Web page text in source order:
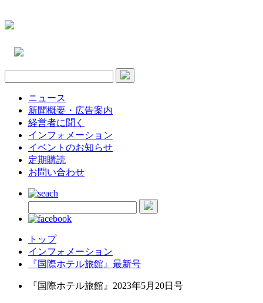
ニュース
新聞概要・広告案内
経営者に聞く
インフォメーション
イベントのお知らせ
定期購読
お問い合わせ
トップ
インフォメーション
『国際ホテル旅館』最新号
『国際ホテル旅館』2023年5月20日号